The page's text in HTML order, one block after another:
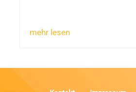
mehr lesen